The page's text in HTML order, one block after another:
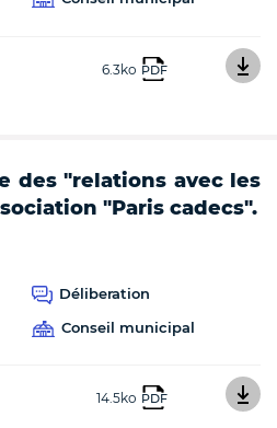
6.3ko PDF
des "relations avec les
"Paris cadecs".
Déliberation
Conseil municipal
14.5ko PDF